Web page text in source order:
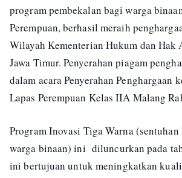
program pembekalan bagi warga
Perempuan, berhasil meraih
Wilayah Kementerian Hukum dan Hak
Jawa Timur. Penyerahan piagam
dalam acara Penyerahan Penghargaan
Lapas Perempuan Kelas IIA Malang
Program Inovasi Tiga Warna (sentuhan
warga binaan) ini diluncurkan pada
ini bertujuan untuk meningkatkan